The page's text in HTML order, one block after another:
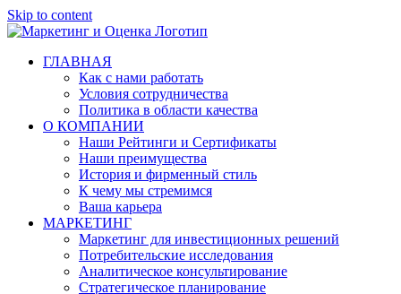
Skip to content
ГЛАВНАЯ
Как с нами работать
Условия сотрудничества
Политика в области качества
О КОМПАНИИ
Наши Рейтинги и Сертификаты
Наши преимущества
История и фирменный стиль
К чему мы стремимся
Ваша карьера
МАРКЕТИНГ
Маркетинг для инвестиционных решений
Потребительские исследования
Аналитическое консультирование
Стратегическое планирование